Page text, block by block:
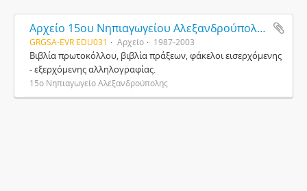
Αρχείο 15ου Νηπιαγωγείου Αλεξανδρούπολης
GRGSA-EVR EDU031 Αρχείο 1987-2003
Βιβλία πρωτοκόλλου, βιβλία πράξεων, φάκελοι εισερχόμενης
- εξερχόμενης αλληλογραφίας.
15ο Νηπιαγωγείο Αλεξανδρούπολης